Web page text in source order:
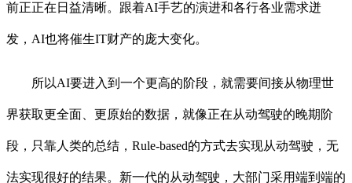
前正正在日益清晰。跟着AI手艺的演进和各行各业需求迸
发，AI也将催生IT财产的庞大变化。
所以AI要进入到一个更高的阶段，就需要间接从物理世
界获取更全面、更原始的数据，就像正在从动驾驶的晚期阶
段，只靠人类的总结，Rule-based的方式去实现从动驾驶，无
法实现很好的结果。新一代的从动驾驶，大部门采用端到端的